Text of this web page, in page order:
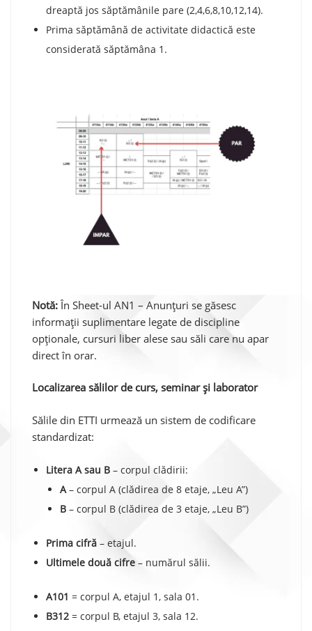
dreaptă jos săptămânile pare (2,4,6,8,10,12,14).
Prima săptămână de activitate didactică este
considerată săptămâna 1.
Notă:În Sheet-ul AN1 – Anunțuri se găsesc
informații suplimentare legate de discipline
opționale, cursuri liber alese sau săli care nu apar
direct în orar.
Localizarea sălilor de curs, seminar și laborator
Sălile din ETTI urmează un sistem de codificare
standardizat:
Litera A sau B – corpul clădirii:
A– corpul A (clădirea de 8 etaje, „Leu A”)
B – corpul B (clădirea de 3 etaje, „Leu B”)
Prima cifră – etajul.
Ultimele două cifre – numărul sălii.
A101 = corpul A, etajul 1, sala 01.
B312 = corpul B, etajul 3, sala 12.